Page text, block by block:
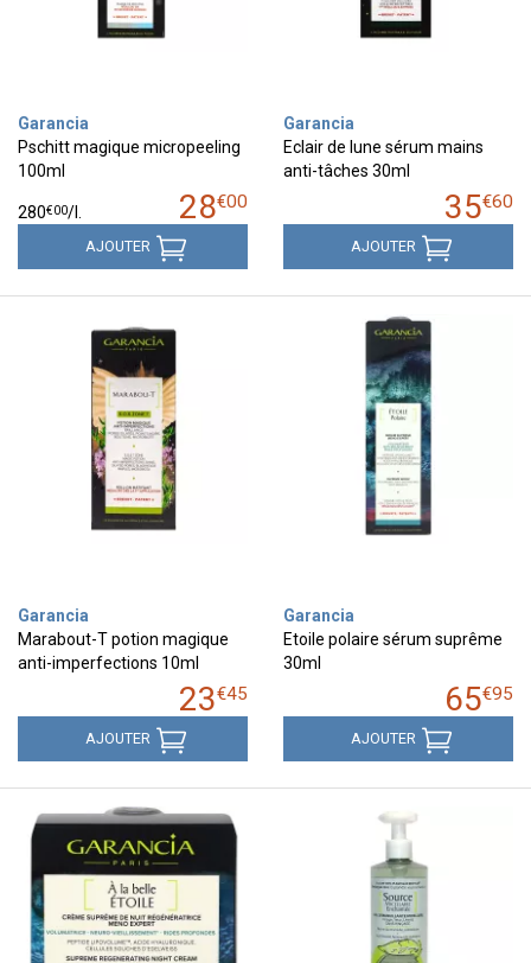
Garancia
Pschitt magique micropeeling
100ml
28€00
280€00/
AJOUTER
Garancia
Eclair de lune sérum mains
anti-tâches 30ml
35€60
AJOUTER
Garancia
Marabout-T potion magique
anti-imperfections 10ml
23€45
AJOUTER
Garancia
Etoile polaire sérum suprême
30ml
65€95
AJOUTER